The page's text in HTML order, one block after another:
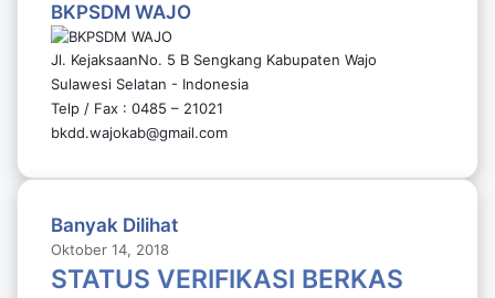
BKPSDM WAJO
Jl. KejaksaanNo. 5 B Sengkang Kabupaten Wajo
Sulawesi Selatan - Indonesia
Telp / Fax : 0485 – 21021
bkdd.wajokab@gmail.com
Banyak Dilihat
Oktober 14, 2018
STATUS VERIFIKASI BERKAS